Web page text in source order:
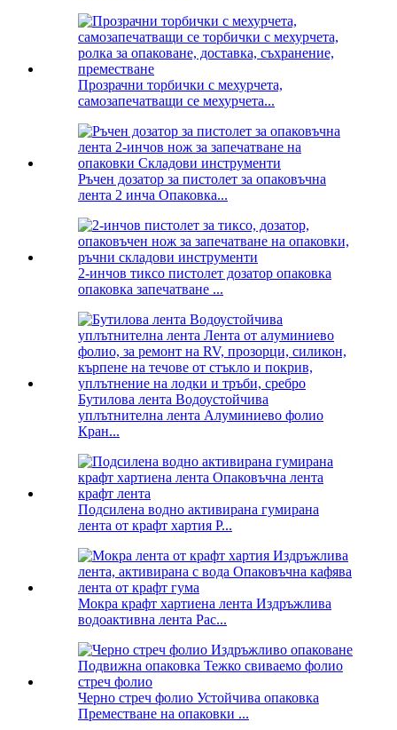
Прозрачни торбички с мехурчета,
самозапечатващи се мехурчета...
Ръчен дозатор за пистолет за опаковъчна
лента 2 инча Опаковка...
2-инчов тиксо пистолет дозатор опаковка
опаковка запечатване ...
Бутилова лента Водоустойчива
уплътнителна лента Алуминиево фолио
Кран...
Подсилена водно активирана гумирана
лента от крафт хартия P...
Мокра крафт хартиена лента Издръжлива
водоактивна лента Pac...
Черно стреч фолио Устойчива опаковка
Преместване на опаковки ...